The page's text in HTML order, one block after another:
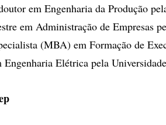
em Engenharia da Produção
em Administração de Empresas
(MBA) em Formação de
Engenharia Elétrica pela